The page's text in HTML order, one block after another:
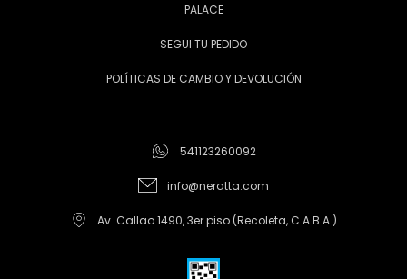
PALACE
SEGUI TU PEDIDO
POLÍTICAS DE CAMBIO Y DEVOLUCIÓN
541123260092
info@neratta.com
Av. Callao 1490, 3er piso (Recoleta, C.A.B.A.)